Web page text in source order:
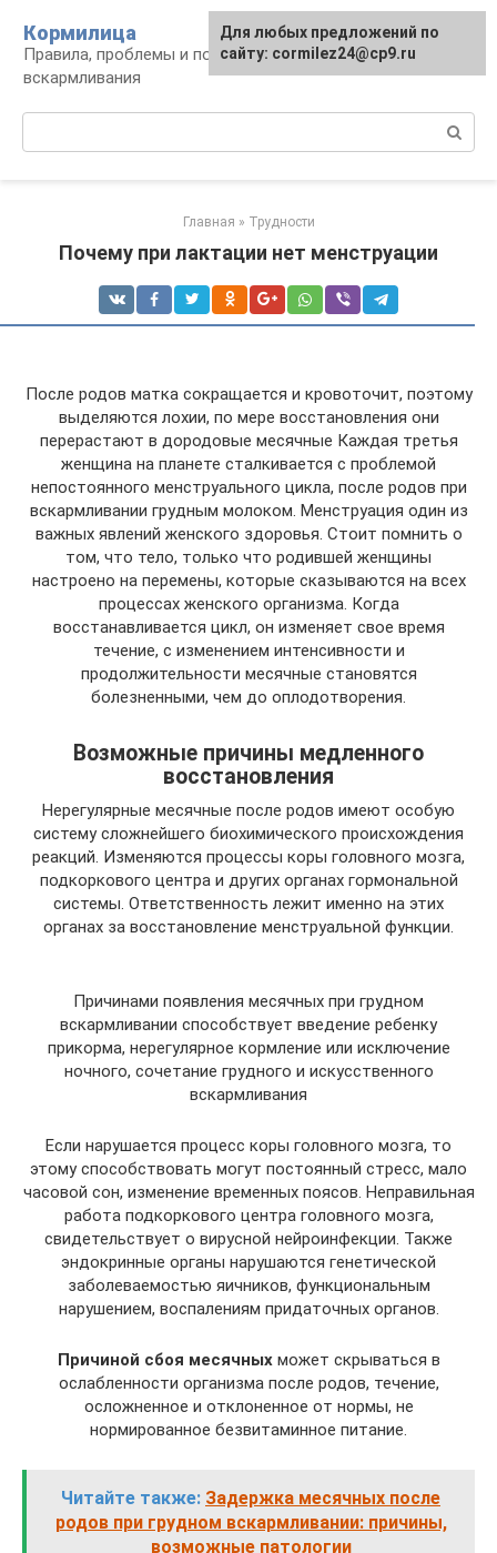
контенту
Кормилица
Правила, проблемы и польза грудного
вскармливания
Главная » Трудности
Почему при лактации нет менструации
После родов матка сокращается и кровоточит, поэтому
выделяются лохии, по мере восстановления они
перерастают в дородовые месячные Каждая третья
женщина на планете сталкивается с проблемой
непостоянного менструального цикла, после родов при
вскармливании грудным молоком. Менструация один из
важных явлений женского здоровья. Стоит помнить о
том, что тело, только что родившей женщины
настроено на перемены, которые сказываются на всех
процессах женского организма. Когда
восстанавливается цикл, он изменяет свое время
течение, с изменением интенсивности и
продолжительности месячные становятся
болезненными, чем до оплодотворения.
Возможные причины медленного
восстановления
Нерегулярные месячные после родов имеют особую
систему сложнейшего биохимического происхождения
реакций. Изменяются процессы коры головного мозга,
подкоркового центра и других органах гормональной
системы. Ответственность лежит именно на этих
органах за восстановление менструальной функции.
Причинами появления месячных при грудном
вскармливании способствует введение ребенку
прикорма, нерегулярное кормление или исключение
ночного, сочетание грудного и искусственного
вскармливания
Если нарушается процесс коры головного мозга, то
этому способствовать могут постоянный стресс, мало
часовой сон, изменение временных поясов. Неправильная
работа подкоркового центра головного мозга,
свидетельствует о вирусной нейроинфекции. Также
эндокринные органы нарушаются генетической
заболеваемостью яичников, функциональным
нарушением, воспалениям придаточных органов.
Причиной сбоя месячныхможет скрываться в
ослабленности организма после родов, течение,
осложненное и отклоненное от нормы, не
нормированное безвитаминное питание.
Читайте также: Задержка месячных после
родов при грудном вскармливании: причины,
возможные патологии
Для любых предложений по
сайту: cormilez24@cp9.ru